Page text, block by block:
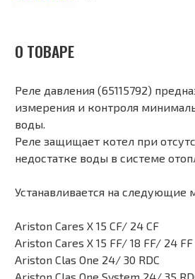
О ТОВАРЕ
Реле давления (65115792)
измерения и контроля
воды.
Реле защищает котел при
недостатке воды в системе
Устанавливается на следующие
Ariston Cares X 15 CF/ 24 CF
Ariston Cares X 15 FF/ 18 FF/ 24 FF
Ariston Clas One 24/ 30 RDC